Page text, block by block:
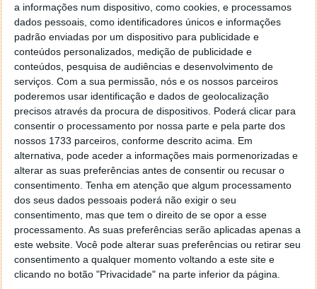
a informações num dispositivo, como cookies, e processamos
dados pessoais, como identificadores únicos e informações
padrão enviadas por um dispositivo para publicidade e
conteúdos personalizados, medição de publicidade e
conteúdos, pesquisa de audiências e desenvolvimento de
serviços. Com a sua permissão, nós e os nossos parceiros
poderemos usar identificação e dados de geolocalização
precisos através da procura de dispositivos. Poderá clicar para
consentir o processamento por nossa parte e pela parte dos
nossos 1733 parceiros, conforme descrito acima. Em
alternativa, pode aceder a informações mais pormenorizadas e
alterar as suas preferências antes de consentir ou recusar o
consentimento. Tenha em atenção que algum processamento
dos seus dados pessoais poderá não exigir o seu
consentimento, mas que tem o direito de se opor a esse
processamento. As suas preferências serão aplicadas apenas a
este website. Você pode alterar suas preferências ou retirar seu
consentimento a qualquer momento voltando a este site e
clicando no botão "Privacidade" na parte inferior da página.
3. Em seguida, volte ao seu Perfil do Spotify e
desloque-se para baixo até "As faixas mais ouvidas
este mês". Mais uma vez, clique na hiperligação ou
selecione "Mostrar tudo" e verá as suas melhores
faixas do mês.